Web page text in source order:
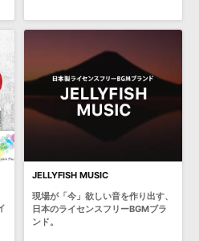
JELLYFISH MUSIC
現場が「今」欲しい音を作り出す、
日本のライセンスフリーBGMブラ
ンド。